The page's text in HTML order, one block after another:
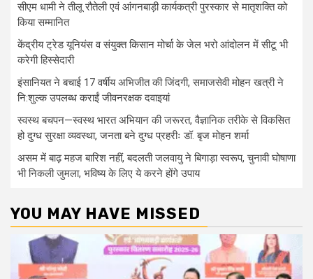
सीएम धामी ने तीलू रौतेली एवं आंगनबाड़ी कार्यकत्री पुरस्कार से मातृशक्ति को
किया सम्मानित
केंद्रीय ट्रेड यूनियंस व संयुक्त किसान मोर्चा के जेल भरो आंदोलन में सीटू भी
करेगी हिस्सेदारी
इंसानियत ने बचाई 17 वर्षीय अभिजीत की जिंदगी, समाजसेवी मोहन खत्री ने
नि:शुल्क उपलब्ध कराईं जीवनरक्षक दवाइयां
स्वस्थ बचपन—स्वस्थ भारत अभियान की जरूरत, वैज्ञानिक तरीके से विकसित
हो दुग्ध सुरक्षा व्यवस्था, जनता बने दुग्ध प्रहरीः डॉ. बृज मोहन शर्मा
असम में बाढ़ महज बारिश नहीं, बदलती जलवायु ने बिगाड़ा स्वरूप, चुनावी घोषाणा
भी निकली जुमला, भविष्य के लिए ये करने होंगे उपाय
YOU MAY HAVE MISSED